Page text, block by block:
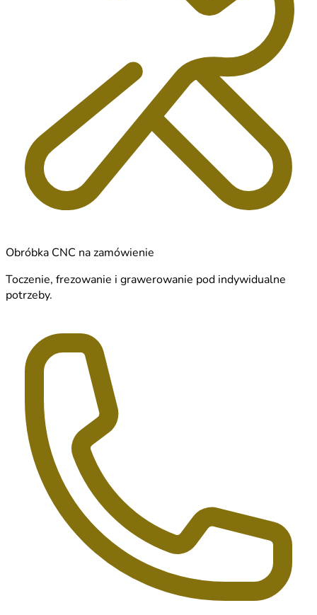
Obróbka CNC na zamówienie
Toczenie, frezowanie i grawerowanie pod indywidualne
potrzeby.